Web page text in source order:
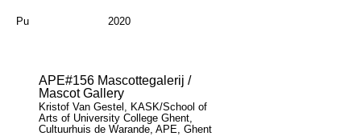
Pu 2020
APE#156 Mascottegalerij /
Mascot Gallery
Kristof Van Gestel, KASK/School of
Arts of University College Ghent,
Cultuurhuis de Warande, APE, Ghent